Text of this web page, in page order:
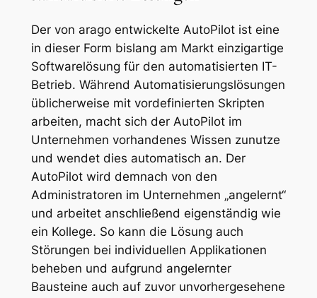
Der von arago entwickelte AutoPilot ist eine
in dieser Form bislang am Markt einzigartige
Softwarelösung für den automatisierten IT-
Betrieb. Während Automatisierungslösungen
üblicherweise mit vordefinierten Skripten
arbeiten, macht sich der AutoPilot im
Unternehmen vorhandenes Wissen zunutze
und wendet dies automatisch an. Der
AutoPilot wird demnach von den
Administratoren im Unternehmen „angelernt“
und arbeitet anschließend eigenständig wie
ein Kollege. So kann die Lösung auch
Störungen bei individuellen Applikationen
beheben und aufgrund angelernter
Bausteine auch auf zuvor unvorhergesehene